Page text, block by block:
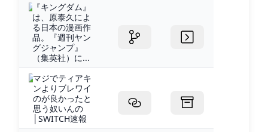
『キングダム』
は、原泰久によ
る日本の漫画作
品。『週刊ヤン
グジャンプ』
（集英社）に...
マジでティアキ
ンよりブレワイ
のが良かったと
思う奴いんの
│SWITCH速報